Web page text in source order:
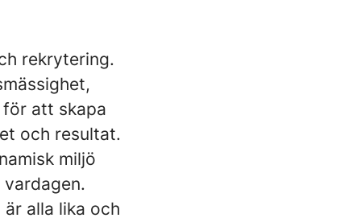
rekrytering.
att skapa
och resultat.
miljö
alla lika och